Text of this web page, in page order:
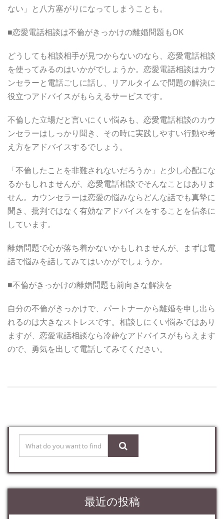
ない」と八方塞がりになってしまうことも。
■恋愛電話相談は不倫がきっかけの離婚問題もOK
どうしても相談相手が見つからないのなら、恋愛電話相談
を使ってみるのはいかがでしょうか。恋愛電話相談はカウ
ンセラーと電話ごしに話し、リアルタイムで問題の解決に
役立つアドバイスがもらえるサービスです。
不倫した立場だと言いにくい悩みも、恋愛電話相談のカウ
ンセラーはしっかり聞き、その時に実践しやすい行動や考
え方をアドバイスするでしょう。
「不倫したことを非難されないだろうか」と少し心配にな
るかもしれませんが、恋愛電話相談でそんなことはありま
せん。カウンセラーは恋愛の悩みならどんな話でも真摯に
聞き、批判ではなく有効なアドバイスをすることを信条に
しています。
離婚問題で心が落ち着かないかもしれませんが、まずは電
話で悩みを話してみてはいかがでしょうか。
■不倫がきっかけの離婚問題も前向きな解決を
自分の不倫がきっかけで、パートナーから離婚を申し出ら
れるのは大きなストレスです。相談しにくい悩みではあり
ますが、恋愛電話相談なら冷静なアドバイスがもらえます
ので、勇気を出して電話してみてください。
最近の投稿